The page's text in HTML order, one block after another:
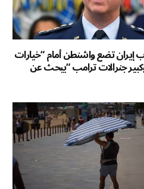
إيران تضع واشنطن أمام “خيارات
جنرالات ترامب “يبحث عن